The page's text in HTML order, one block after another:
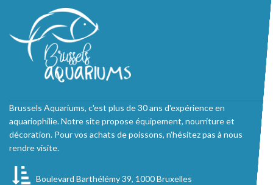
Brussels Aquariums, c'est plus de 30 ans d'expérience en
aquariophilie. Notre site propose équipement, nourriture et
décoration. Pour vos achats de poissons, n'hésitez pas à nous
rendre visite.
Boulevard Barthélémy 39, 1000 Bruxelles